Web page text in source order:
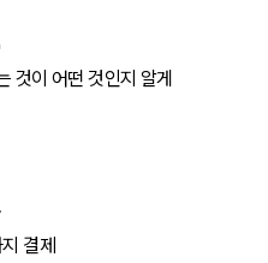
것이 어떤 것인지 알게
결제